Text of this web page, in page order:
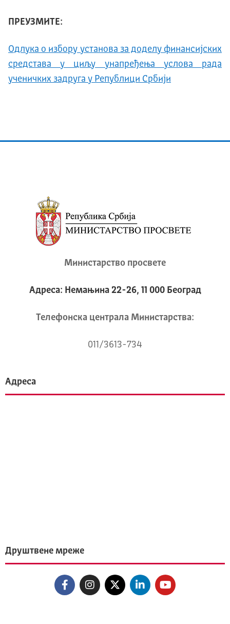
ПРЕУЗМИТЕ:
Одлукa о избору установа за доделу финансијских
средстава у циљу унапређења услова рада
ученичких задруга у Републици Србији
Министарство просвете
Адреса: Немањина 22-26, 11 000 Београд
Телeфонска централа Mинистарства:
011/3613-734
Адреса
Друштвене мреже